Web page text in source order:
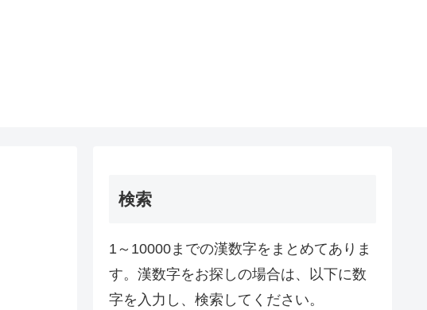
検索
1～10000までの漢数字をまとめてありま
す。漢数字をお探しの場合は、以下に数
字を入力し、検索してください。